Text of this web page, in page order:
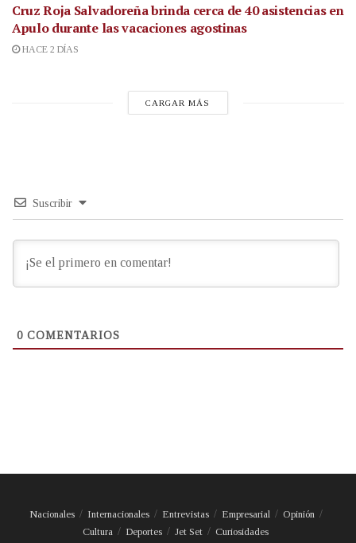
Cruz Roja Salvadoreña brinda cerca de 40 asistencias en
Apulo durante las vacaciones agostinas
HACE 2 DÍAS
CARGAR MÁS
Suscribir
0 COMENTARIOS
Nacionales Internacionales Entrevistas Empresarial
Opinión
Cultura
Deportes Jet Set Curiosidades